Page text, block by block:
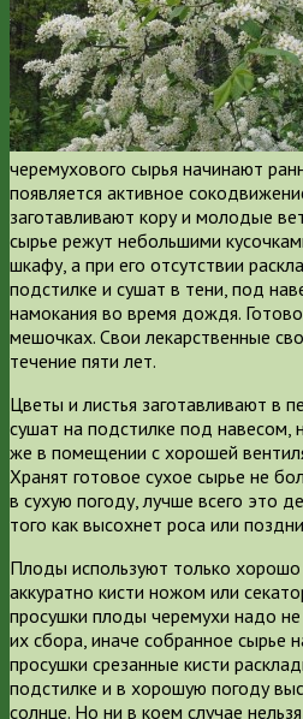
черемухового сырья начинают
появляется активное
заготавливают кору и молодые
сырье режут небольшими
шкафу, а при его отсутствии
подстилке и сушат в тени, под
намокания во время дождя.
мешочках. Свои лекарственные
течение пяти лет.
Цветы и листья заготавливают в
сушат на подстилке под навесом,
же в помещении с хорошей
Хранят готовое сухое сырье не
в сухую погоду, лучше всего это
того как высохнет роса или
Плоды используют только хорошо
аккуратно кисти ножом или
просушки плоды черемухи надо
их сбора, иначе собранное сырье
просушки срезанные кисти
подстилке и в хорошую погоду
солнце. Но ни в коем случае